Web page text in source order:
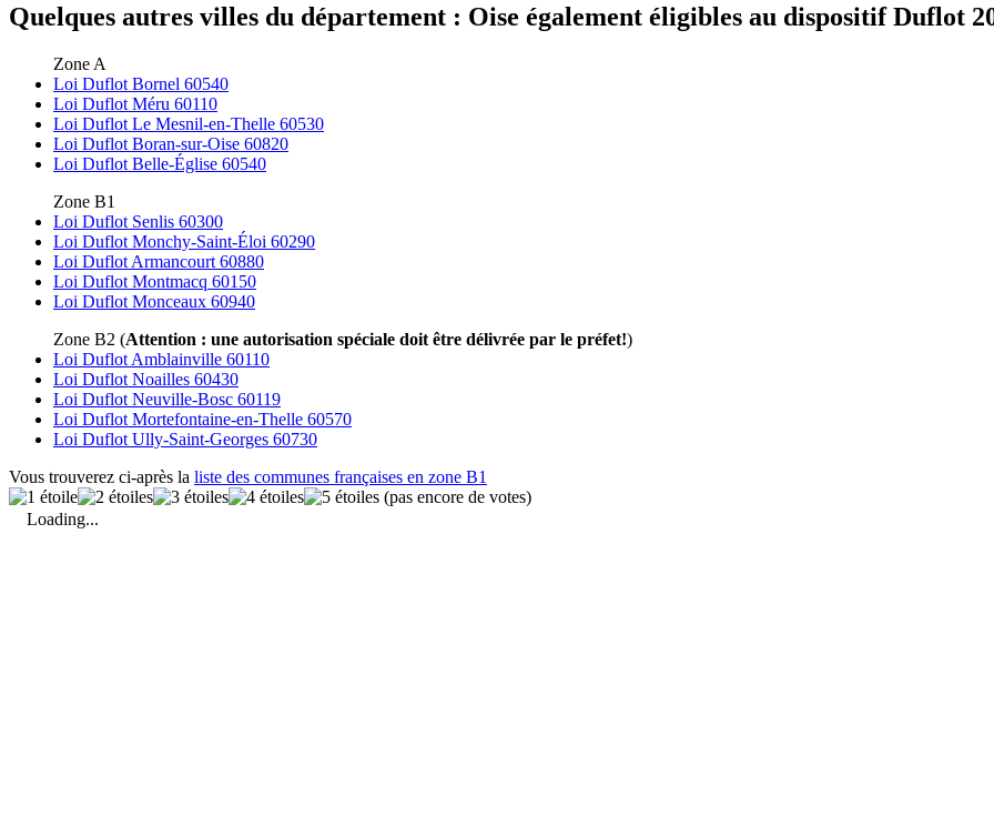
Quelques autres villes du département : Oise également éligibles au dispositif Duflot
Zone A
Loi Duflot Bornel 60540
Loi Duflot Méru 60110
Loi Duflot Le Mesnil-en-Thelle 60530
Loi Duflot Boran-sur-Oise 60820
Loi Duflot Belle-Église 60540
Zone B1
Loi Duflot Senlis 60300
Loi Duflot Monchy-Saint-Éloi 60290
Loi Duflot Armancourt 60880
Loi Duflot Montmacq 60150
Loi Duflot Monceaux 60940
Zone B2 (Attention : une autorisation spéciale doit être délivrée par le préfet!)
Loi Duflot Amblainville 60110
Loi Duflot Noailles 60430
Loi Duflot Neuville-Bosc 60119
Loi Duflot Mortefontaine-en-Thelle 60570
Loi Duflot Ully-Saint-Georges 60730
Vous trouverez ci-après la liste des communes françaises en zone B1
(pas encore de votes)
Loading...